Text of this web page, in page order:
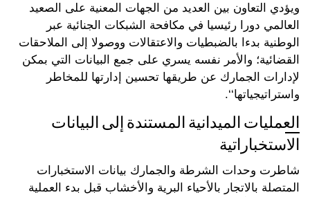
ويؤدي التعاون بين العديد من الجهات المعنية على الصعيد
العالمي دورا رئيسيا في مكافحة الشبكات الجنائية عبر
الوطنية بدءا بالضبطيات والاعتقالات ووصولا إلى الملاحقات
القضائية؛ والأمر نفسه يسري على جمع البيانات التي بمكن
لإدارات الجمارك عن طريقها تحسين إدارتها للمخاطر
واستراتيجياتها‘‘.
العمليات الميدانية المستندة إلى البيانات
الاستخباراتية
شاطرت وحدات الشرطة والجمارك بيانات الاستخبارات
المتصلة بالاتجار بالأحياء البرية والأخشاب قبل بدء العملية